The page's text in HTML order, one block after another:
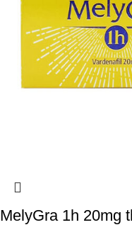
MelyGra 1h 20mg